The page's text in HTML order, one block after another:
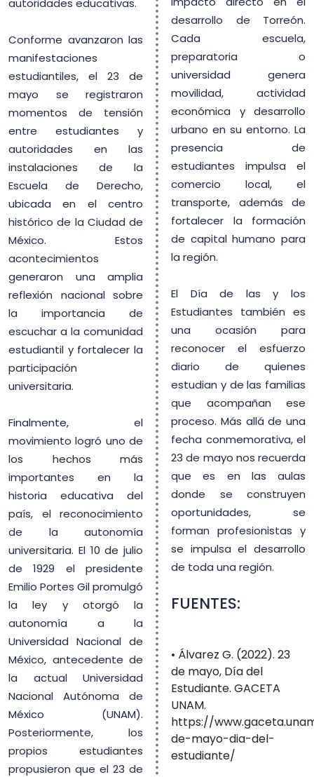
autoridades educativas.
Conforme avanzaron las
manifestaciones
estudiantiles, el 23 de
mayo se registraron
momentos de tensión
entre estudiantes y
autoridades en las
instalaciones de la
Escuela de Derecho,
ubicada en el centro
histórico de la Ciudad de
México. Estos
acontecimientos
generaron una amplia
reflexión nacional sobre
la importancia de
escuchar a la comunidad
estudiantil y fortalecer la
participación
universitaria.
Finalmente, el
movimiento logró uno de
los hechos más
importantes en la
historia educativa del
país, el reconocimiento
de la autonomía
universitaria. El 10 de julio
de 1929 el presidente
Emilio Portes Gil promulgó
la ley y otorgó la
autonomía a la
Universidad Nacional de
México, antecedente de
la actual Universidad
Nacional Autónoma de
México (UNAM).
Posteriormente, los
propios estudiantes
propusieron que el 23 de
desarrollo de Torreón.
Cada escuela,
preparatoria o
universidad genera
movilidad, actividad
económica y desarrollo
urbano en su entorno. La
presencia de
estudiantes impulsa el
comercio local, el
transporte, además de
fortalecer la formación
de capital humano para
la región.
El Día de las y los
Estudiantes también es
una ocasión para
reconocer el esfuerzo
diario de quienes
estudian y de las familias
que acompañan ese
proceso. Más allá de una
fecha conmemorativa, el
23 de mayo nos recuerda
que es en las aulas
donde se construyen
oportunidades, se
forman profesionistas y
se impulsa el desarrollo
de toda una región.
FUENTES:
• Álvarez G. (2022). 23
de mayo, Día del
Estudiante. GACETA
UNAM.
https://
de-mayo-dia-del-
estudiante/